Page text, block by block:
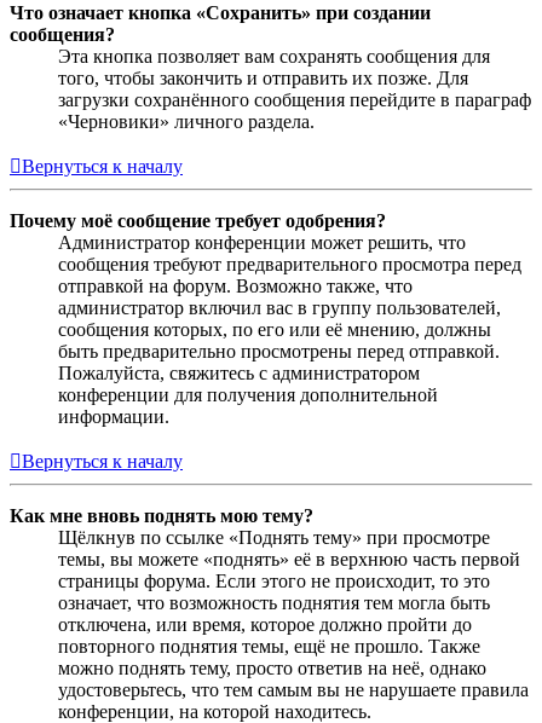
Что означает кнопка «Сохранить» при создании
сообщения?
Эта кнопка позволяет вам сохранять сообщения для
того, чтобы закончить и отправить их позже. Для
загрузки сохранённого сообщения перейдите в параграф
«Черновики» личного раздела.
Вернуться к началу
Почему моё сообщение требует одобрения?
Администратор конференции может решить, что
сообщения требуют предварительного просмотра перед
отправкой на форум. Возможно также, что
администратор включил вас в группу пользователей,
сообщения которых, по его или её мнению, должны
быть предварительно просмотрены перед отправкой.
Пожалуйста, свяжитесь с администратором
конференции для получения дополнительной
информации.
Вернуться к началу
Как мне вновь поднять мою тему?
Щёлкнув по ссылке «Поднять тему» при просмотре
темы, вы можете «поднять» её в верхнюю часть первой
страницы форума. Если этого не происходит, то это
означает, что возможность поднятия тем могла быть
отключена, или время, которое должно пройти до
повторного поднятия темы, ещё не прошло. Также
можно поднять тему, просто ответив на неё, однако
удостоверьтесь, что тем самым вы не нарушаете правила
конференции, на которой находитесь.